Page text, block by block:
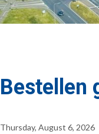
Bestellen
Thursday, August 6, 2026